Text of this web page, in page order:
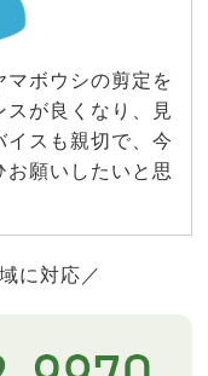
マボウシの剪定を
スが良くなり、見
イスも親切で、今
願いしたいと思
に対応／